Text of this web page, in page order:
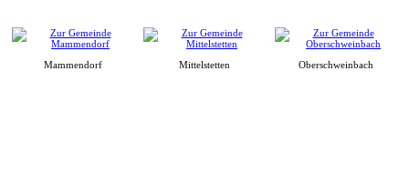
Mammendorf Mittelstetten Oberschweinbach